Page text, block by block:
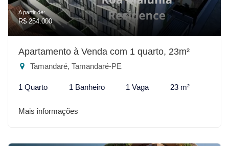
A partir de:
R$ 254.000
Apartamento à Venda com 1 quarto, 23m²
Tamandaré, Tamandaré-PE
1 Quarto 1 Banheiro 1 Vaga 23 m²
Mais informações